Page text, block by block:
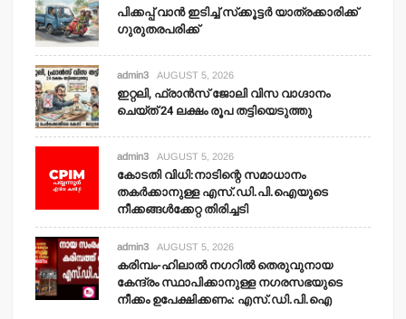
പിക്കപ്പ് വാന്‍ ഇടിച്ച് സ്‌ക്കൂട്ടര്‍ യാത്രക്കാരിക്ക്
ഗുരുതരപരിക്ക്
admin3 AUGUST 5, 2026
ഇറ്റലി, ഫ്രാന്‍സ് ജോലി വിസ വാഗ്ദാനം
ചെയ്ത് 24 ലക്ഷം രൂപ തട്ടിയെടുത്തു
admin3 AUGUST 5, 2026
കോടതി വിധി:നാടിന്റെ സമാധാനം
തകര്‍ക്കാനുള്ള എസ്.ഡി.പി.ഐയുടെ
നീക്കങ്ങള്‍ക്കേറ്റ തിരിച്ചടി
admin3 AUGUST 5, 2026
കരിമ്പം-ഹിലാല്‍ നഗറില്‍ തെരുവുനായ
കേന്ദ്രം സ്ഥാപിക്കാനുള്ള നഗരസഭയുടെ
നീക്കം ഉപേക്ഷിക്കണം: എസ്.ഡി.പി.ഐ